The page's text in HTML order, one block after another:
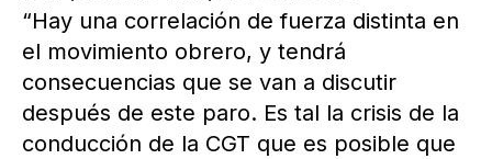
“Hay una correlación de fuerza distinta en
el movimiento obrero, y tendrá
consecuencias que se van a discutir
después de este paro. Es tal la crisis de la
conducción de la CGT que es posible que